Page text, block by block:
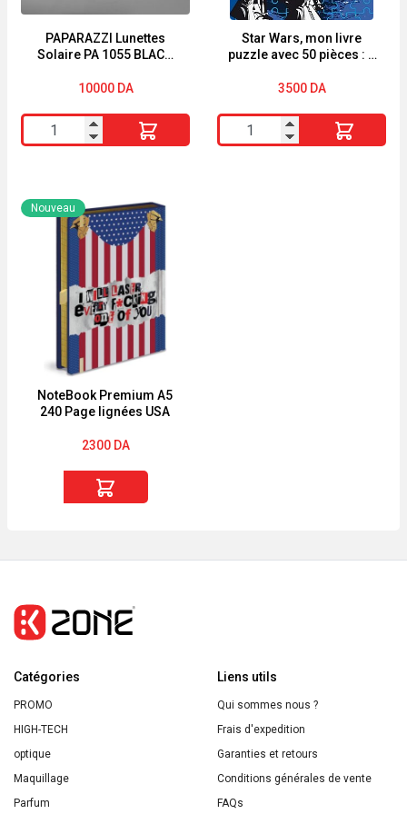
Parfum
Élégant
Intense
PAPARAZZI Lunettes
Solaire PA 1055 BLACK
10000 DA
quantité
de
Lunettes
Solaire
BLACK
choo
Star Wars, mon livre
puzzle avec 50 pièces : 5
3500 DA
quantité
de
NoteBook Premium A5
240 Page lignées USA
Nouveau
2300 DA
240
Page
USA
Catégories
PROMO
HIGH-TECH
optique
Maquillage
Parfum
Liens utils
Qui sommes nous ?
Frais d'expedition
Garanties et retours
Conditions générales de vente
FAQs